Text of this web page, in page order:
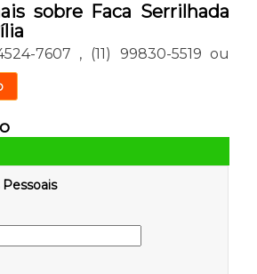
sobre Faca Serrilhada
7607 , (11) 99830-5519 ou